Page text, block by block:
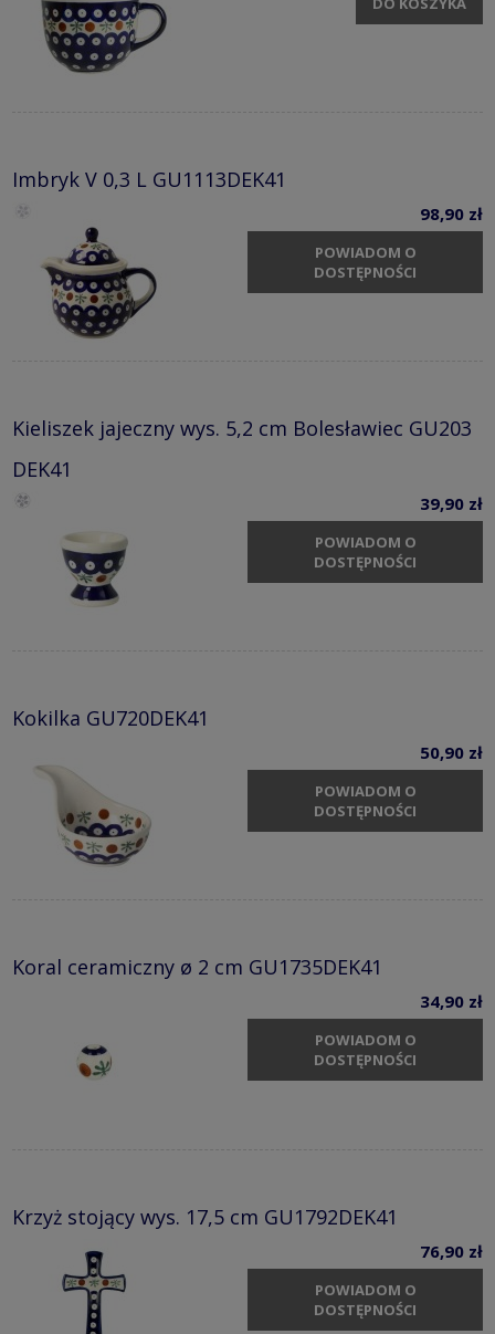
Imbryk V 0,3 L GU1113DEK41
98,90 zł
POWIADOM O
DOSTĘPNOŚCI
Kieliszek jajeczny wys. 5,2 cm Bolesławiec GU203
DEK41
39,90 zł
POWIADOM O
DOSTĘPNOŚCI
Kokilka GU720DEK41
50,90 zł
POWIADOM O
DOSTĘPNOŚCI
Koral ceramiczny ø 2 cm GU1735DEK41
34,90 zł
POWIADOM O
DOSTĘPNOŚCI
Krzyż stojący wys. 17,5 cm GU1792DEK41
76,90 zł
POWIADOM O
DOSTĘPNOŚCI